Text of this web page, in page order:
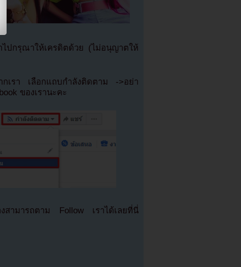
ปกรุณาให้เครดิตด้วย (ไม่อนุญาตให้
ากเรา เลือกแถบกำลังติดตาม ->อย่า
ของเรานะคะ
สามารถตาม Follow เราได้เลยที่นี่